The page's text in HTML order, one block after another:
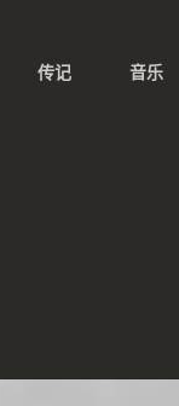
传记 音乐